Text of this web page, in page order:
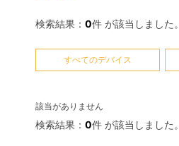
検索結果： 0件 が該当しました。
すべてのデバイス
該当がありません
検索結果： 0件 が該当しました。